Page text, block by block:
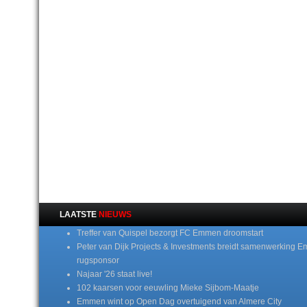
LAATSTE NIEUWS
Treffer van Quispel bezorgt FC Emmen droomstart
Peter van Dijk Projects & Investments breidt samenwerking
rugsponsor
Najaar '26 staat live!
102 kaarsen voor eeuwling Mieke Sijbom-Maatje
Emmen wint op Open Dag overtuigend van Almere City